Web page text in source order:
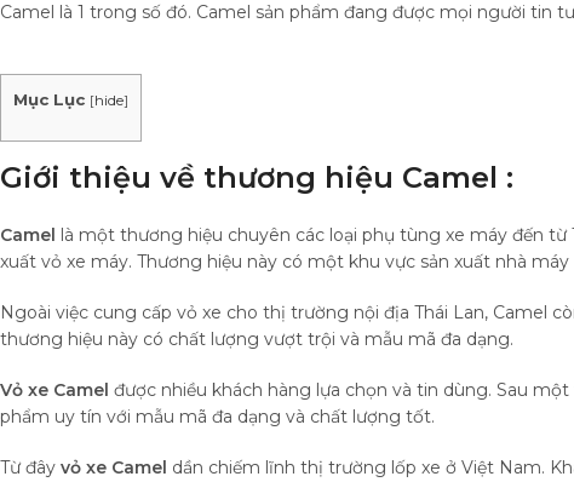
Camel là 1 trong số đó. Camel sản phẩm đang được mọi người tin
Mục Lục [hide]
Giới thiệu về thương hiệu Camel :
Camel là một thương hiệu chuyên các loại phụ tùng xe máy đến
xuất vỏ xe máy. Thương hiệu này có một khu vực sản xuất nhà máy
Ngoài việc cung cấp vỏ xe cho thị trường nội địa Thái Lan, Camel
thương hiệu này có chất lượng vượt trội và mẫu mã đa dạng.
Vỏ xe Camel được nhiều khách hàng lựa chọn và tin dùng. Sau
phẩm uy tín với mẫu mã đa dạng và chất lượng tốt.
Từ đây vỏ xe Camel dần chiếm lĩnh thị trường lốp xe ở Việt Nam.